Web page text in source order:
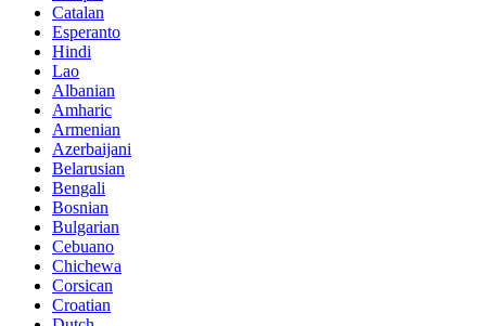
Catalan
Esperanto
Hindi
Lao
Albanian
Amharic
Armenian
Azerbaijani
Belarusian
Bengali
Bosnian
Bulgarian
Cebuano
Chichewa
Corsican
Croatian